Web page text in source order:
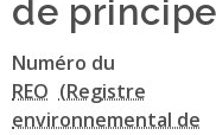
Numéro du
REO